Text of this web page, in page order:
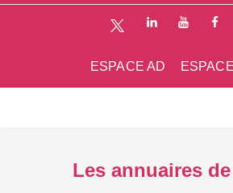
ESPACE AD
Les annuaires